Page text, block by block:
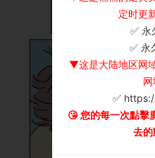
定时更
✅ 永
✅ 永
▼这是大陆地区网
网
✅
😘 您的每一次點擊
去的